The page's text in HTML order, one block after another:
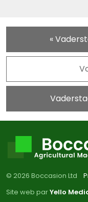
«
© 2026 Boccasion Ltd
Site web parYello